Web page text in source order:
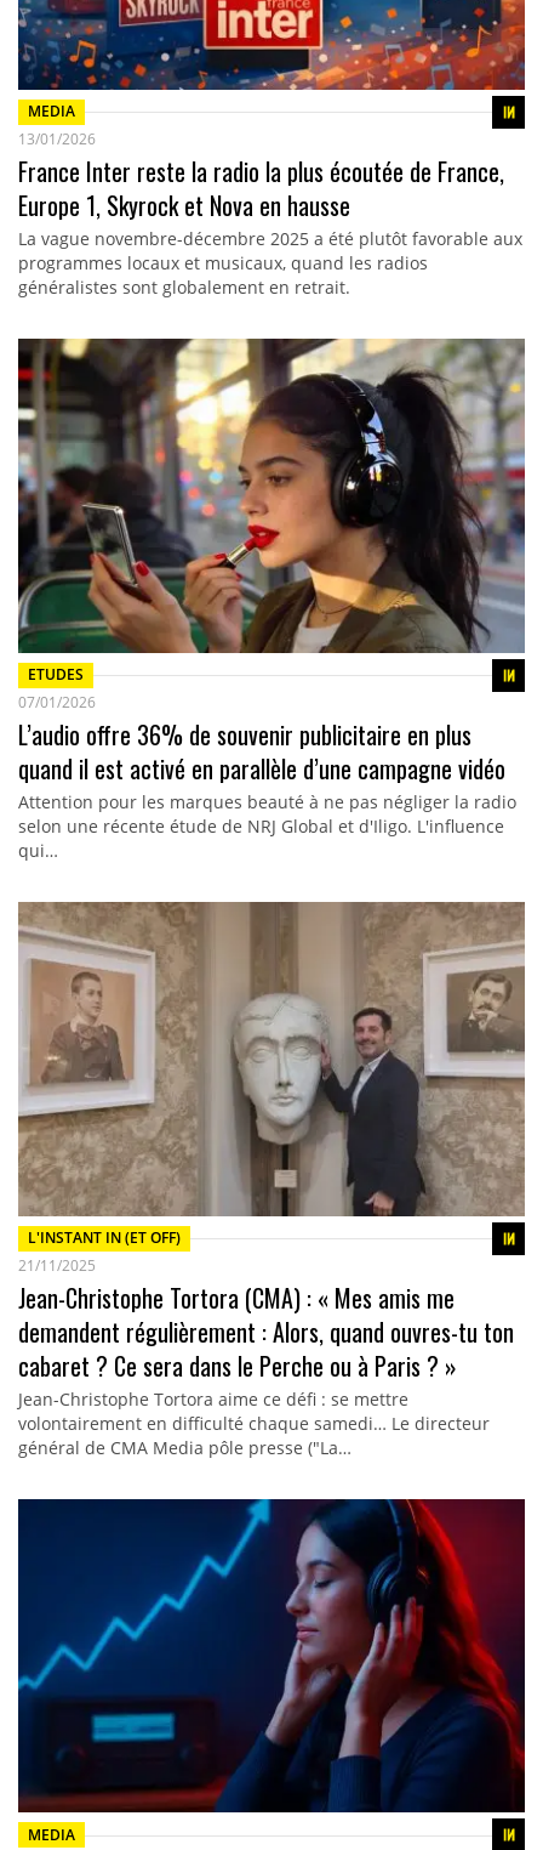
MEDIA
13/01/2026
France Inter reste la radio la plus écoutée de France,
Europe 1, Skyrock et Nova en hausse
La vague novembre-décembre 2025 a été plutôt favorable aux
programmes locaux et musicaux, quand les radios
généralistes sont globalement en retrait.
ETUDES
07/01/2026
L’audio offre 36% de souvenir publicitaire en plus
quand il est activé en parallèle d’une campagne vidéo
Attention pour les marques beauté à ne pas négliger la radio
selon une récente étude de NRJ Global et d'Iligo. L'influence
qui…
L'INSTANT IN (ET OFF)
21/11/2025
Jean-Christophe Tortora (CMA) : « Mes amis me
demandent régulièrement : Alors, quand ouvres-tu ton
cabaret ? Ce sera dans le Perche ou à Paris ? »
Jean-Christophe Tortora aime ce défi : se mettre
volontairement en difficulté chaque samedi… Le directeur
général de CMA Media pôle presse ("La…
MEDIA